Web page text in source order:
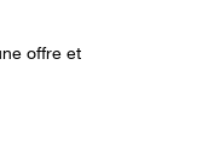
offre et